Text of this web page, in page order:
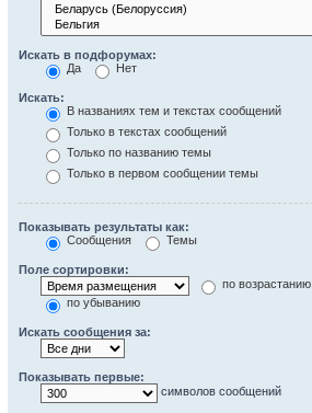
Искать в подфорумах:
Да
Нет
Искать:
В названиях тем и текстах сообщений
Только в текстах сообщений
Только по названию темы
Только в первом сообщении темы
Показывать результаты как:
Сообщения
Темы
Поле сортировки:
по возрастанию
по убыванию
Искать сообщения за:
Показывать первые:
символов сообщений